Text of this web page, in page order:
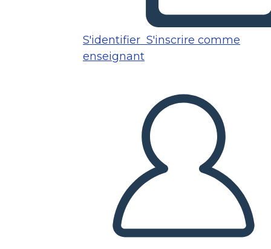
S'identifier S'inscrire comme
enseignant